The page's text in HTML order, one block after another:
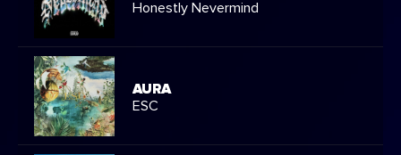
Honestly Nevermind
AURA
ESC